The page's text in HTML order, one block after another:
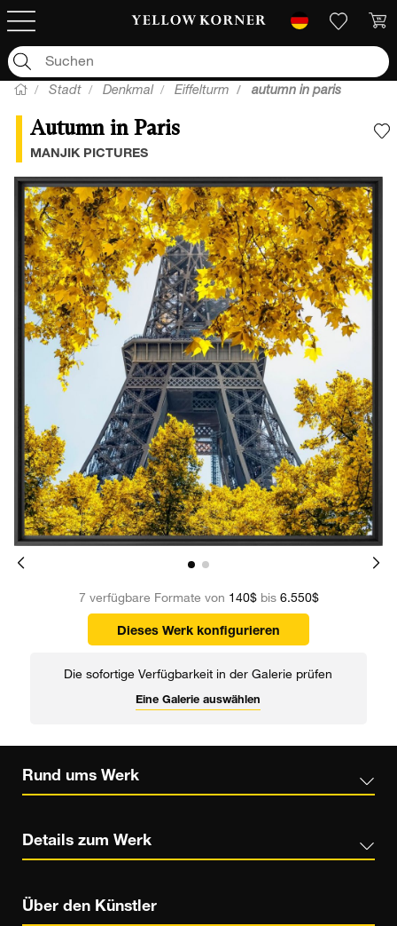
Stadt Denkmal Eiffelturm autumn in paris
Autumn in Paris
MANJIK PICTURES
7 verfügbare Formate von 140$bis 6.550$
Dieses Werk konfigurieren
Die sofortige Verfügbarkeit in der Galerie prüfen
Eine Galerie auswählen
Rund ums Werk
Details zum Werk
Über den Künstler